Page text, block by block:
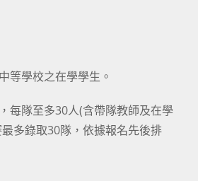
等學校之在學學生。
每隊至多30人(含帶隊教師及在學
多錄取30隊，依據報名先後排